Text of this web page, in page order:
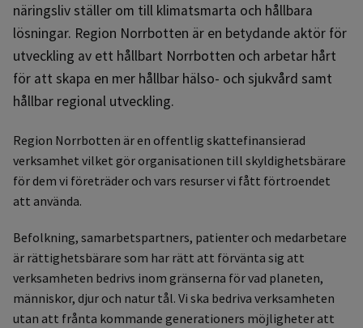
näringsliv ställer om till klimatsmarta och hållbara
lösningar. Region Norrbotten är en betydande aktör för
utveckling av ett hållbart Norrbotten och arbetar hårt
för att skapa en mer hållbar hälso- och sjukvård samt
hållbar regional utveckling.
Region Norrbotten är en offentlig skattefinansierad
verksamhet vilket gör organisationen till skyldighetsbärare
för dem vi företräder och vars resurser vi fått förtroendet
att använda.
Befolkning, samarbetspartners, patienter och medarbetare
är rättighetsbärare som har rätt att förvänta sig att
verksamheten bedrivs inom gränserna för vad planeten,
människor, djur och natur tål. Vi ska bedriva verksamheten
utan att frånta kommande generationers möjligheter att